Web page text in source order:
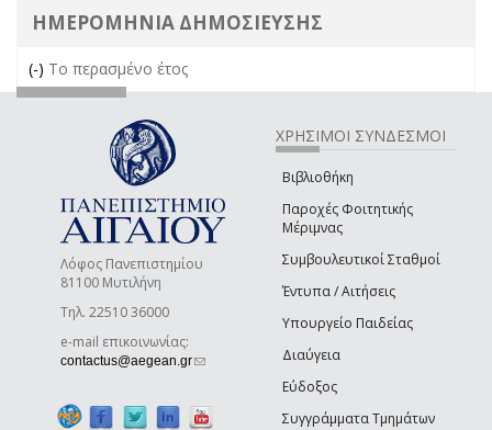
ΗΜΕΡΟΜΗΝΙΑ ΔΗΜΟΣΙΕΥΣΗΣ
(-) Remove Το περασμένο έτος filter
Το περασμένο έτος
Λόφος Πανεπιστημίου
81100 Μυτιλήνη
Τηλ. 22510 36000
e-mail επικοινωνίας:
contactus@aegean.gr(link sends e-mail)
ΧΡΗΣΙΜΟΙ ΣΥΝΔΕΣΜΟΙ
Βιβλιοθήκη
Παροχές Φοιτητικής
Μέριμνας
Συμβουλευτικοί Σταθμοί
Έντυπα / Αιτήσεις
Υπουργείο Παιδείας
Διαύγεια
Εύδοξος
Συγγράμματα Τμημάτων